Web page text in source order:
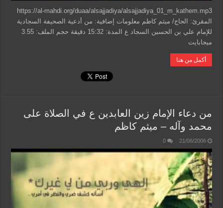
https://al-mahdi.org/duaa/alsajjadiya/alsajjadiya_01_m_kathem.mp3
المقرئ: الحاج/ ميثم كاظم معلومات إضافية: من أدعية الصحيفة السجادية
للإمام علي بن الحسين السجاد ع المدة: 15:32 دقيقة حجم الملف: 3.55
ميجابايت
أكمل من هنا
من دعاء الإمام زين العابدين ع في الصلاة على
محمد وآله – ميثم كاظم
21/06/2006
0